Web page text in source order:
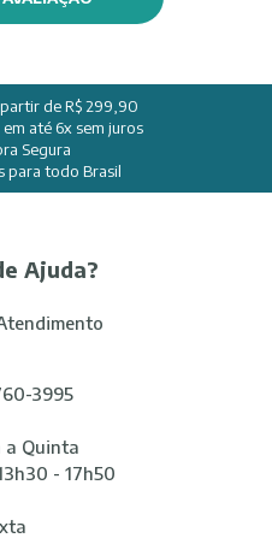
de R$ 299,90
até 6x sem juros
Segura
para todo Brasil
Ajuda?
3995
a Quinta
- 17h50